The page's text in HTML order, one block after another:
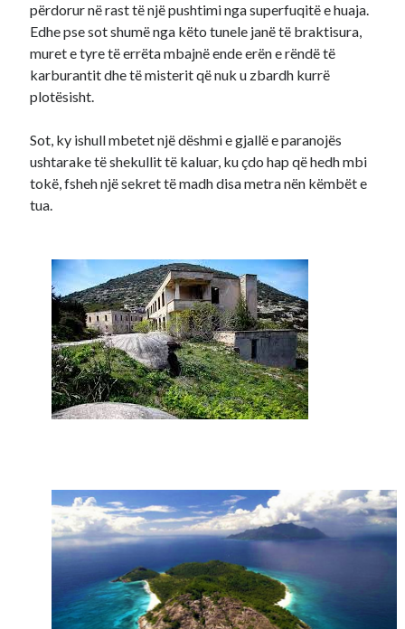
përdorur në rast të një pushtimi nga superfuqitë e huaja.
Edhe pse sot shumë nga këto tunele janë të braktisura,
muret e tyre të errëta mbajnë ende erën e rëndë të
karburantit dhe të misterit që nuk u zbardh kurrë
plotësisht.
Sot, ky ishull mbetet një dëshmi e gjallë e paranojës
ushtarake të shekullit të kaluar, ku çdo hap që hedh mbi
tokë, fsheh një sekret të madh disa metra nën këmbët e
tua.